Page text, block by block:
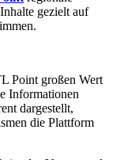
gezielt auf
Point großen Wert
Informationen
dargestellt,
die Plattform